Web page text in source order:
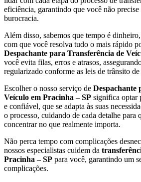
eficiência, garantindo que você não precise
burocracia.
Além disso, sabemos que tempo é
com que você resolva tudo o mais rápido
Despachante para Transferência de
você evita filas, erros e atrasos,
regularizado conforme as leis de trânsito de
Escolher o nosso serviço de Despachante
Veículo em Pracinha – SP significa optar
e confiável, que se adapta às suas
o processo, cuidando de cada detalhe para
concentrar no que realmente importa.
Não perca tempo com complicações
nossos especialistas cuidem da
Pracinha – SP para você, garantindo um
complicações.